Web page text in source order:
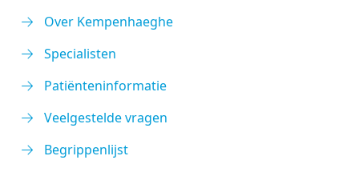
Over Kempenhaeghe
Specialisten
Patiënteninformatie
Veelgestelde vragen
Begrippenlijst